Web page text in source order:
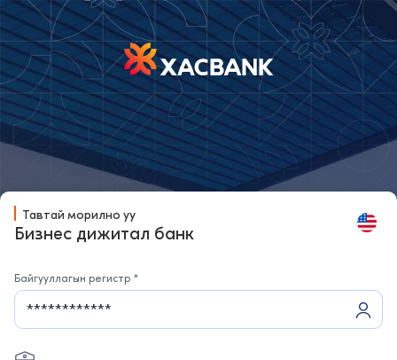
Тавтай морилно уу
Бизнес дижитал банк
Байгууллагын регистр *